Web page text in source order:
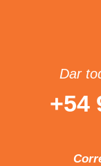
Dar
+54